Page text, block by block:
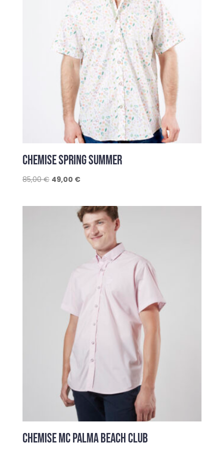
CHEMISE SPRING SUMMER
85,00€ Le
49,00 €Le
est :
49,00 €.
CHEMISE MC PALMA BEACH CLUB